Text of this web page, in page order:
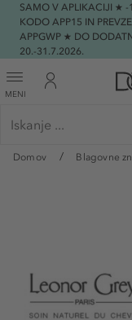
SAMO V APLIKACIJI ★ -
KODO APP15 IN
APPGWP ★ DO
20.-31.7.2026.
MENI
Domov Blagovne